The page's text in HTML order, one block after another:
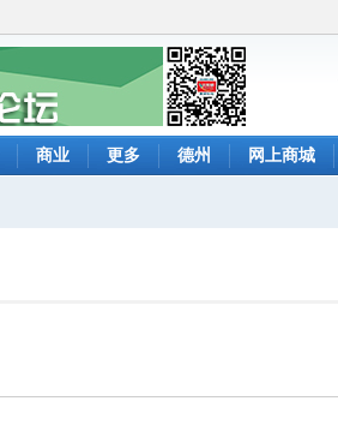
商业 更多 德州 网上商城